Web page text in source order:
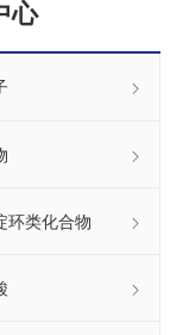
心
环类化合物